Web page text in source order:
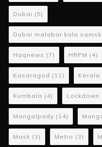
Dubai (5)
Dubai malabar kala
Haqnews (7) HRPM (4)
Kasaragod (11) Kerala
Kumbala (4) Lockdown
Mangalpady (14)
Mask (3) Metro (3)